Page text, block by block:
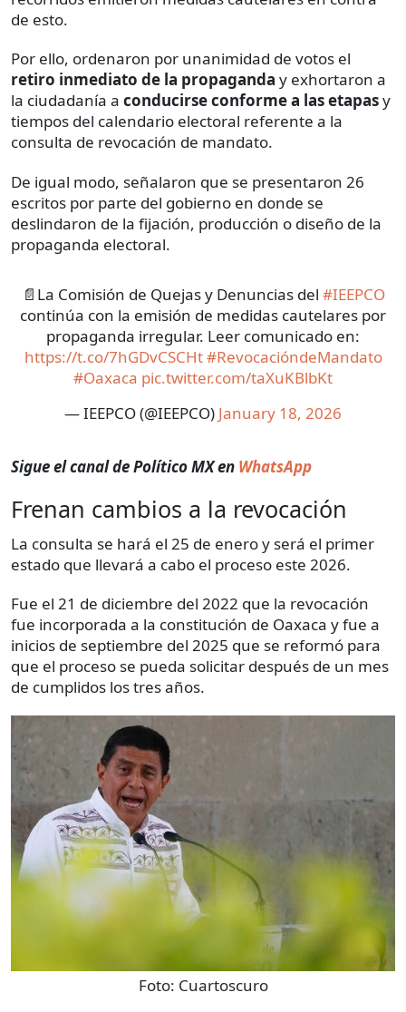
de esto.
Por ello, ordenaron por unanimidad de votos el
retiro inmediato de la propaganda y exhortaron a
la ciudadanía a conducirse conforme a las etapasy
tiempos del calendario electoral referente a la
consulta de revocación de mandato.
De igual modo, señalaron que se presentaron 26
escritos por parte del gobierno en donde se
deslindaron de la fijación, producción o diseño de la
propaganda electoral.
📄La Comisión de Quejas y Denuncias del #IEEPCO
continúa con la emisión de medidas cautelares por
propaganda irregular. Leer comunicado en:
https://t.co/7hGDvCSCHt#RevocacióndeMandato
#Oaxaca pic.twitter.com/taXuKBlbKt
— IEEPCO (@IEEPCO) January 18, 2026
Sigue el canal de Político MX en WhatsApp
Frenan cambios a la revocación
La consulta se hará el 25 de enero y será el primer
estado que llevará a cabo el proceso este 2026.
Fue el 21 de diciembre del 2022 que la revocación
fue incorporada a la constitución de Oaxaca y fue a
inicios de septiembre del 2025 que se reformó para
que el proceso se pueda solicitar después de un mes
de cumplidos los tres años.
Foto: Cuartoscuro